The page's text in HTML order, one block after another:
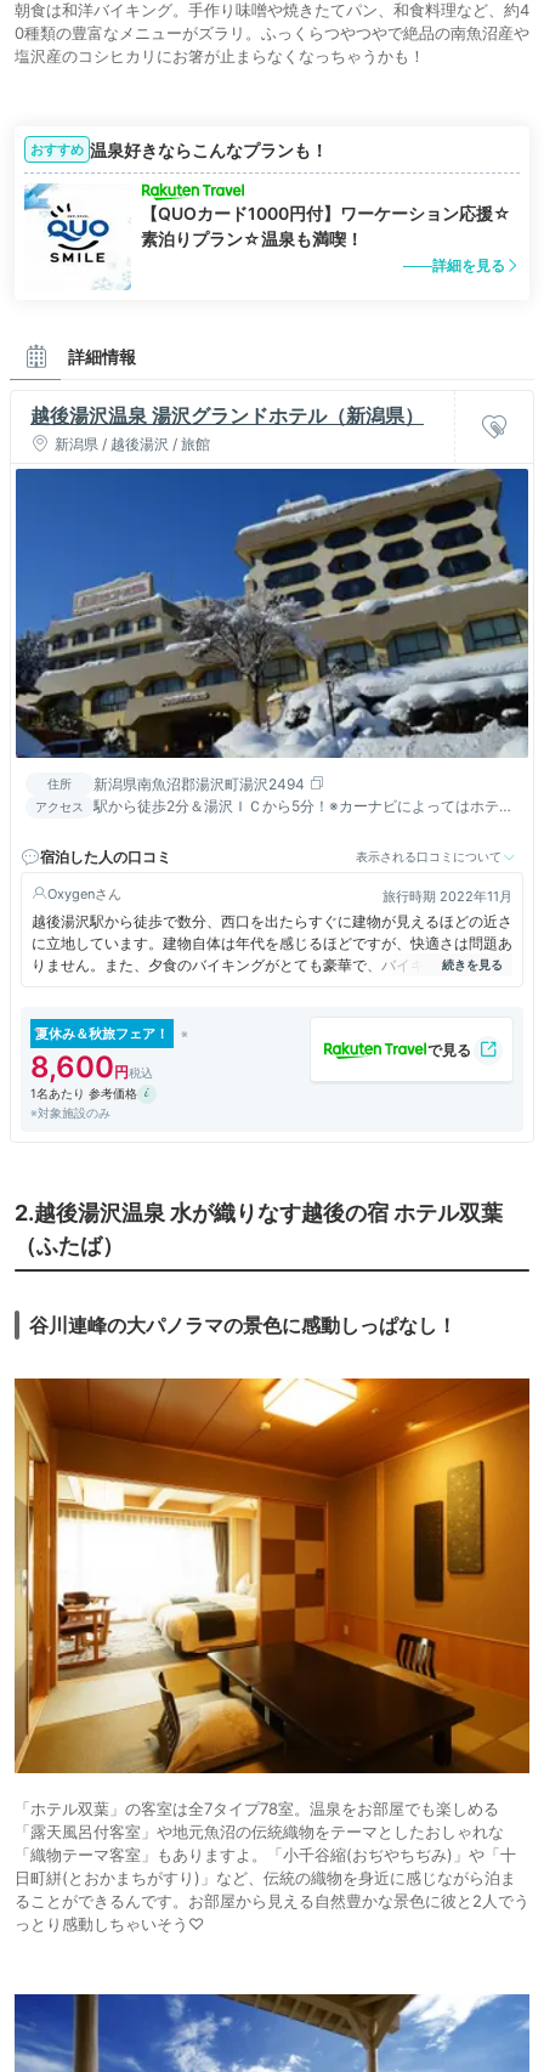
朝食は和洋バイキング。手作り味噌や焼きたてパン、和食料理など、約4
0種類の豊富なメニューがズラリ。ふっくらつやつやで絶品の南魚沼産や
塩沢産のコシヒカリにお箸が止まらなくなっちゃうかも！
おすすめ 温泉好きならこんなプランも！
【QUOカード1000円付】ワーケーション応援☆
素泊りプラン☆温泉も満喫！
詳細を見る
詳細情報
越後湯沢温泉 湯沢グランドホテル（新潟県）
新潟県 / 越後湯沢 / 旅館
住所 新潟県南魚沼郡湯沢町湯沢2494
アクセス
駅から徒歩2分＆湯沢ＩＣから5分！※カーナビによってはホテル
印！
宿泊した人の口コミ 表示される口コミについて
Oxygen 旅行時期 2022年11月
越後湯沢駅から徒歩で数分、西口を出たらすぐに建物が見えるほどの近さ
に立地しています。建物自体は年代を感じるほどですが、快適さは問題あ
りません。また、夕食のバイキングがとても豪華で、バイキングというこ
とで最初はあまり期待していませんでしたが、とても満足出来るお料理で
夏休み＆秋旅フェア！
8,600
1名あたり 参考価格
※対象施設のみ
2.越後湯沢温泉 水が織りなす越後の宿 ホテル双葉
（ふたば）
谷川連峰の大パノラマの景色に感動しっぱなし！
「ホテル双葉」の客室は全7タイプ78室。温泉をお部屋でも楽しめる
「露天風呂付客室」や地元魚沼の伝統織物をテーマとしたおしゃれな
「織物テーマ客室」もありますよ。「小千谷縮(おぢやちぢみ)」や「十
日町絣(とおかまちがすり)」など、伝統の織物を身近に感じながら泊ま
ることができるんです。お部屋から見える自然豊かな景色に彼と2人でう
っとり感動しちゃいそう♡